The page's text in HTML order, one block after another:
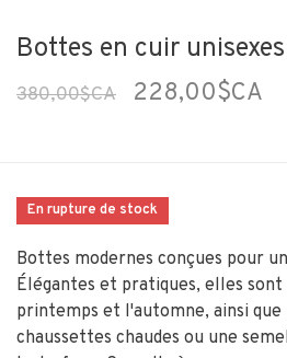
Bottes en cuir
380,00$CA 228,00$CA
En rupture de stock
Bottes modernes conçues pour
Élégantes et pratiques, elles
printemps et l'automne, ainsi que
chaussettes chaudes ou une